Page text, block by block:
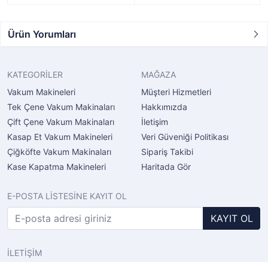
Ürün Yorumları
KATEGORİLER
Vakum Makineleri
Tek Çene Vakum Makinaları
Çift Çene Vakum Makinaları
Kasap Et Vakum Makineleri
Çiğköfte Vakum Makinaları
Kase Kapatma Makineleri
MAĞAZA
Müşteri Hizmetleri
Hakkımızda
İletişim
Veri Güveniği Politikası
Sipariş Takibi
Haritada Gör
E-POSTA LİSTESİNE KAYIT OL
KAYIT OL
İLETİŞİM